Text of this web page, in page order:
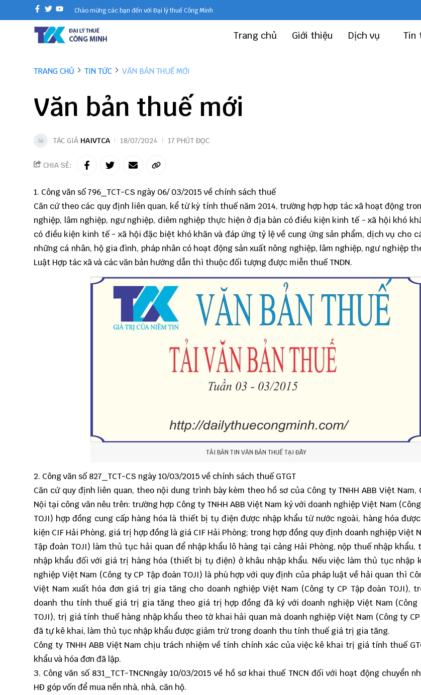
Chào mừng các bạn đến với Đại lý thuế Công Minh
Trang chủ Giới thiệu Dịch vụ Tin
TRANG CHỦ TIN TỨC VĂN BẢN THUẾ MỚI
Văn bản thuế mới
TÁC GIẢ HAIVTCA 18/07/2024 17 PHÚT ĐỌC
CHIA SẺ:
1. Công văn số796_TCT-CS ngày 06/ 03/2015 về chính sách thuế
Căn cứ theo các quy định liên quan, kể từ kỳ tính thuế năm 2014, trường hợp hợp tác xã hoạt động
nghiệp, lâm nghiệp, ngư nghiệp, diêm nghiệp thực hiện ở địa bàn có điều kiện kinh tế - xã hội khó
có điều kiện kinh tế - xã hội đặc biệt khó khăn và đáp ứng tỷ lệ về cung ứng sản phẩm, dịch vụ cho
những cá nhân, hộ gia đình, pháp nhân có hoạt động sản xuất nông nghiệp, lâm nghiệp, ngư nghiệp
Luật Hợp tác xã và các văn bản hướng dẫn thì thuộc đối tượng được miễn thuế TNDN.
TẢI BẢN TIN VĂN BẢN THUẾ TẠI ĐÂY
2. Công văn số 827_TCT-CS ngày 10/03/2015 về chính sách thuế GTGT
Căn cứ quy định liên quan, theo nội dung trình bày kèm theo hồ sơ của Công ty TNHH ABB Việt Nam,
Nội tại công văn nêu trên: trường hợp Công ty TNHH ABB Việt Nam ký với doanh nghiệp Việt Nam
TOJI) hợp đồng cung cấp hàng hóa là thiết bị tụ điện được nhập khẩu từ nước ngoài, hàng hóa
kiện CIF Hải Phòng, giá trị hợp đồng là giá CIF Hải Phòng; trong hợp đồng quy định doanh nghiệp Việt
Tập đoàn TOJI) làm thủ tục hải quan để nhập khẩu lô hàng tại cảng Hải Phòng, nộp thuế nhập khẩu,
nhập khẩu đối với giá trị hàng hóa (thiết bị tụ điện) ở khâu nhập khẩu. Nếu việc làm thủ tục nhập
nghiệp Việt Nam (Công ty CP Tập đoàn TOJI) là phù hợp với quy định của pháp luật về hải quan thì
Việt Nam xuất hóa đơn giá trị gia tăng cho doanh nghiệp Việt Nam (Công ty CP Tập đoàn TOJI),
doanh thu tính thuế giá trị gia tăng theo giá trị hợp đồng đã ký với doanh nghiệp Việt Nam (Công
TOJI), trị giá tính thuế hàng nhập khẩu theo tờ khai hải quan mà doanh nghiệp Việt Nam (Công ty CP
đã tự kê khai, làm thủ tục nhập khẩu được giảm trừ trong doanh thu tính thuế giá trị gia tăng.
Công ty TNHH ABB Việt Nam chịu trách nhiệm về tính chính xác của việc kê khai trị giá tính thuế
khẩu và hóa đơn đã lập.
3. Công văn số 831_TCT-TNCNngày 10/03/2015 về hồ sơ khai thuế TNCN đối với hoạt động chuyển
HĐ góp vốn để mua nền nhà, nhà, căn hộ.